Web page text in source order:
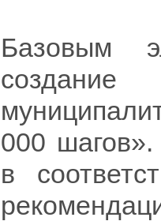
Базовым
000
в